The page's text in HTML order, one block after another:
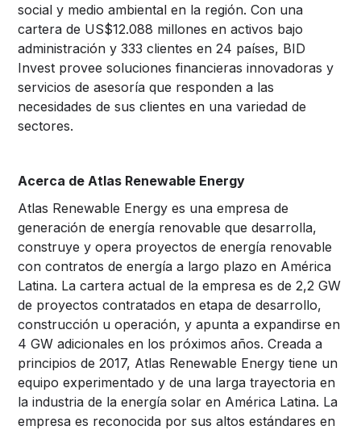
social y medio ambiental en la región. Con una
cartera de US$12.088 millones en activos bajo
administración y 333 clientes en 24 países, BID
Invest provee soluciones financieras innovadoras y
servicios de asesoría que responden a las
necesidades de sus clientes en una variedad de
sectores.
Acerca de Atlas Renewable Energy
Atlas Renewable Energy es una empresa de
generación de energía renovable que desarrolla,
construye y opera proyectos de energía renovable
con contratos de energía a largo plazo en América
Latina. La cartera actual de la empresa es de 2,2 GW
de proyectos contratados en etapa de desarrollo,
construcción u operación, y apunta a expandirse en
4 GW adicionales en los próximos años. Creada a
principios de 2017, Atlas Renewable Energy tiene un
equipo experimentado y de una larga trayectoria en
la industria de la energía solar en América Latina. La
empresa es reconocida por sus altos estándares en